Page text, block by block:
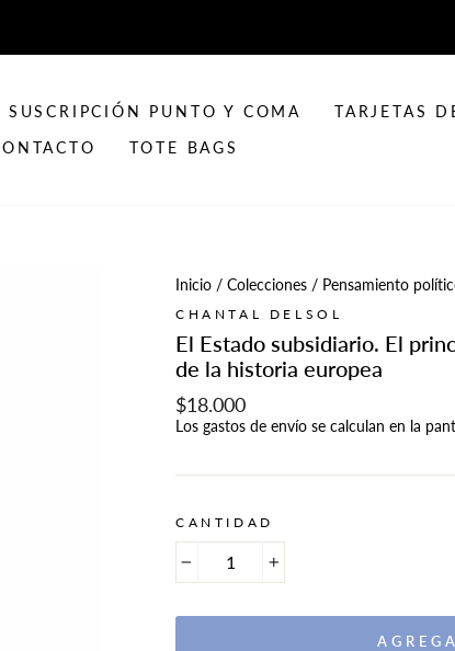
SUSCRIPCIÓN PUNTO Y COMA
TARJETAS
TOTE BAGS
Inicio / Colecciones / Pensamiento
CHANTAL DELSOL
El Estado subsidiario. El
de la historia europea
Precio
habitual
$18.000
Los gastos de envío se calculan en la
CANTIDAD